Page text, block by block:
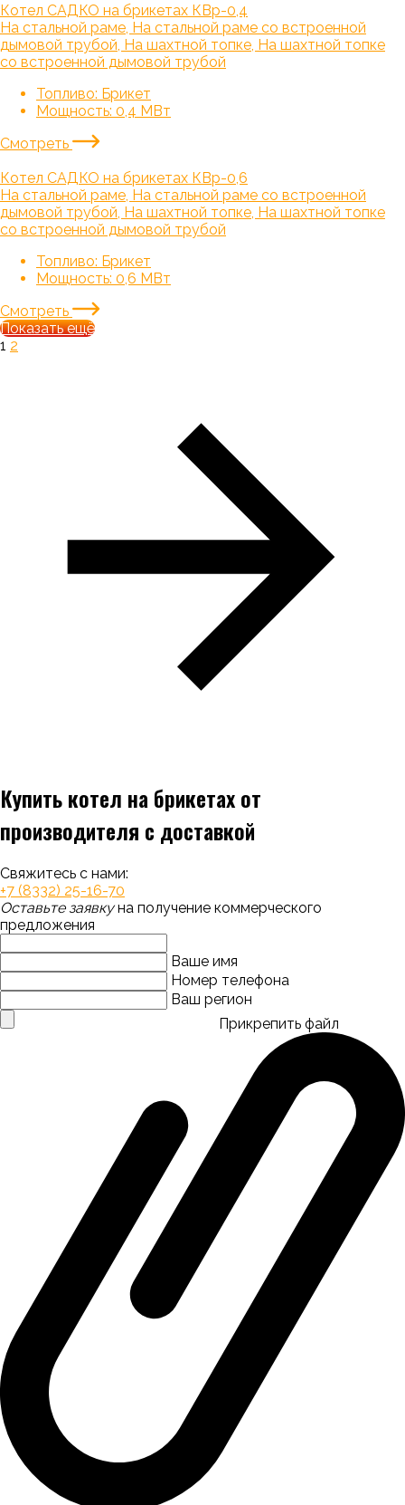
Котел САДКО на брикетах КВр-0,4
На стальной раме, На стальной раме со встроенной
дымовой трубой, На шахтной топке, На шахтной топке
со встроенной дымовой трубой
Топливо: Брикет
Мощность: 0,4 МВт
Смотреть
Котел САДКО на брикетах КВр-0,6
На стальной раме, На стальной раме со встроенной
дымовой трубой, На шахтной топке, На шахтной топке
со встроенной дымовой трубой
Топливо: Брикет
Мощность: 0,6 МВт
Смотреть
Показать ещё
1 2
Купить котел на брикетах от
производителя с доставкой
Свяжитесь с нами:
+7 (8332) 25-16-70
Оставьте заявкуна получение коммерческого
предложения
Ваше имя
Номер телефона
Ваш регион
Прикрепить файл